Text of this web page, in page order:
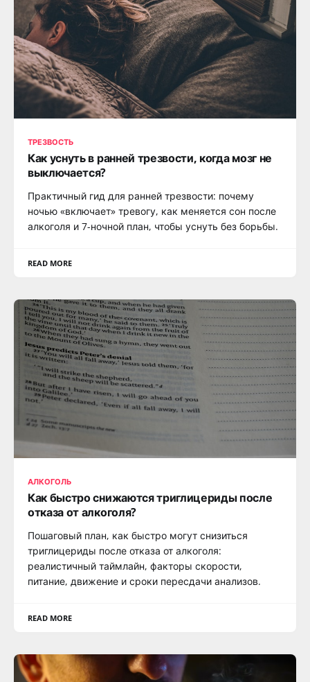
ТРЕЗВОСТЬ
Как уснуть в ранней трезвости, когда мозг не
выключается?
Практичный гид для ранней трезвости: почему
ночью «включает» тревогу, как меняется сон после
алкоголя и 7-ночной план, чтобы уснуть без борьбы.
READ MORE
АЛКОГОЛЬ
Как быстро снижаются триглицериды после
отказа от алкоголя?
Пошаговый план, как быстро могут снизиться
триглицериды после отказа от алкоголя:
реалистичный таймлайн, факторы скорости,
питание, движение и сроки пересдачи анализов.
READ MORE